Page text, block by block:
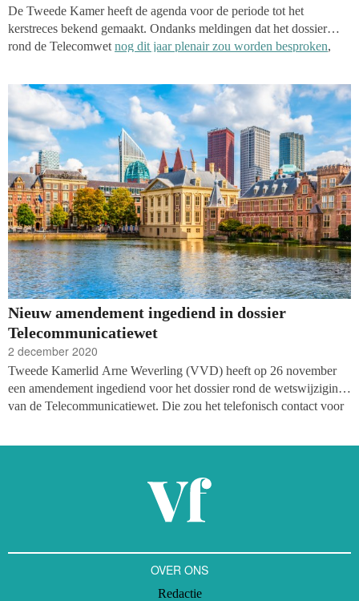
De Tweede Kamer heeft de agenda voor de periode tot het
kerstreces bekend gemaakt. Ondanks meldingen dat het dossier
rond de Telecomwet nog dit jaar plenair zou worden besproken,
voorbehoud gepland voor de week van 11 januari 2021, de eerste
week na het kerstreces.
Nieuw amendement ingediend in dossier
Telecommunicatiewet
2 december 2020
Tweede Kamerlid Arne Weverling (VVD) heeft op 26 november
een amendement ingediend voor het dossier rond de wetswijziging
van de Telecommunicatiewet. Die zou het telefonisch contact voor
OVER ONS
Redactie